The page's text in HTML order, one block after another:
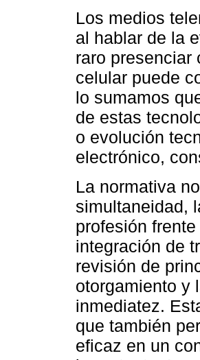
Los medios
al hablar de la
raro presenciar
celular puede
lo sumamos
de estas
o evolución
electrónico,
La normativa
simultaneidad,
profesión
integración de
revisión de
otorgamiento y
inmediatez.
que también
eficaz en un